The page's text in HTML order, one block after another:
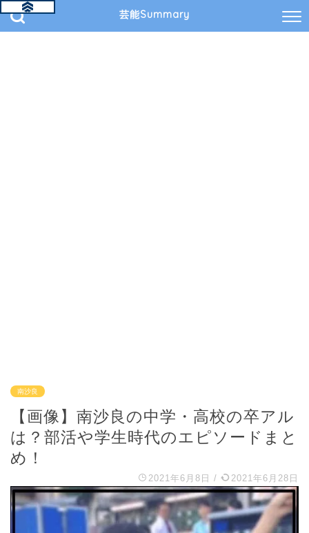
芸能Summary
南沙良
【画像】南沙良の中学・高校の卒アル
は？部活や学生時代のエピソードまと
め！
2021年6月8日 / 2021年6月28日